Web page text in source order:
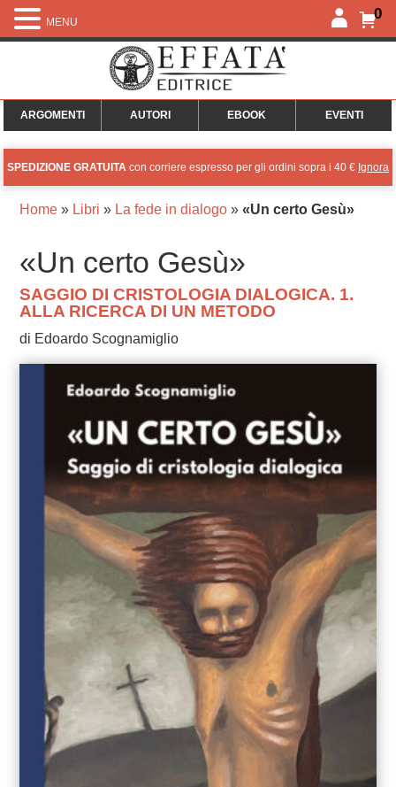
0
ARGOMENTI AUTORI EBOOK EVENTI
SPEDIZIONE GRATUITA con corriere espresso per gli ordini sopra i 40 € Ignora
Home» Libri » La fede in dialogo» «Un certo Gesù»
«Un certo Gesù»
SAGGIO DI CRISTOLOGIA DIALOGICA. 1.
ALLA RICERCA DI UN METODO
di Edoardo Scognamiglio
MENU